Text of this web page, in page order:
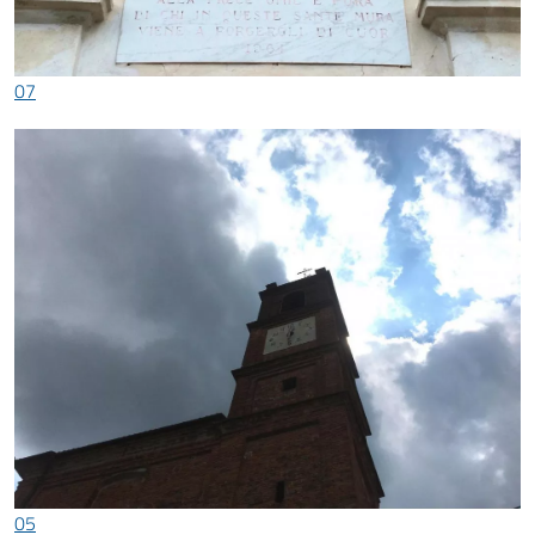
07
05